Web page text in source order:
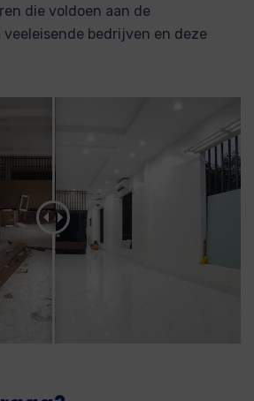
die voldoen aan de
bedrijven en deze